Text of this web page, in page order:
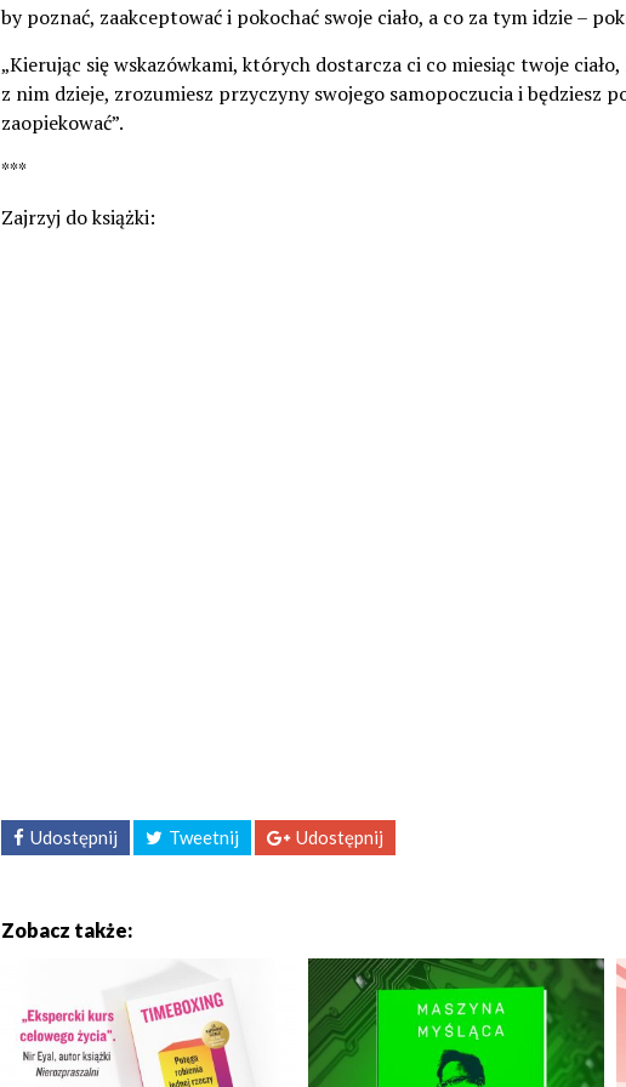
by poznać, zaakceptować i pokochać swoje ciało, a co za tym idzie –
„Kierując się wskazówkami, których dostarcza ci co miesiąc twoje
z nim dzieje, zrozumiesz przyczyny swojego samopoczucia i będziesz
zaopiekować”.
***
Zajrzyj do książki:
Udostępnij Tweetnij Udostępnij
Zobacz także: